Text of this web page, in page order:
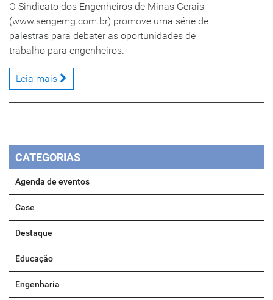
O Sindicato dos Engenheiros de Minas Gerais
(www.sengemg.com.br) promove uma série de
palestras para debater as oportunidades de
trabalho para engenheiros.
Leia mais
CATEGORIAS
Agenda de eventos
Case
Destaque
Educação
Engenharia